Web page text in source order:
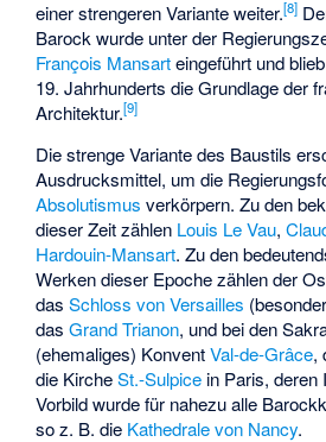
einer strengeren Variante weiter.[8]
Barock wurde unter der
François Mansarteingeführt und
19. Jahrhunderts die Grundlage der
Architektur.[9]
Die strenge Variante des Baustils
Ausdrucksmittel, um die
Absolutismus verkörpern. Zu den
dieser Zeit zählen Louis Le Vau,
Hardouin-Mansart. Zu den
Werken dieser Epoche zählen der
dasSchloss von Versailles
dasGrand Trianon, und bei den
(ehemaliges) KonventVal-de-Grâce,
die KircheSt.-Sulpice in Paris, deren
Vorbild wurde für nahezu alle
so z. B. die Kathedrale von Nancy.